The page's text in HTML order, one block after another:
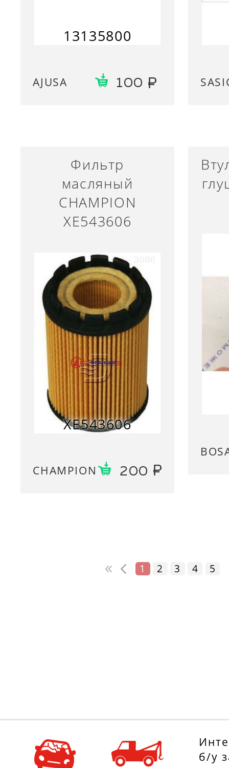
13135800
AJUSA 100
Фильтр
масляный
CHAMPION
XE543606
XE543606
CHAMPION 200
1 2 3 4 5
б/у